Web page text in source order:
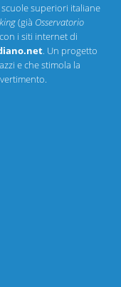
superiori italiane
(già Osservatorio
i siti internet di
. Un progetto
e che stimola la